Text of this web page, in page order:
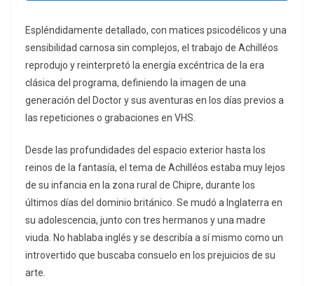
Espléndidamente detallado, con matices psicodélicos y una
sensibilidad carnosa sin complejos, el trabajo de Achilléos
reprodujo y reinterpretó la energía excéntrica de la era
clásica del programa, definiendo la imagen de una
generación del Doctor y sus aventuras en los días previos a
las repeticiones o grabaciones en VHS.
Desde las profundidades del espacio exterior hasta los
reinos de la fantasía, el tema de Achilléos estaba muy lejos
de su infancia en la zona rural de Chipre, durante los
últimos días del dominio británico. Se mudó a Inglaterra en
su adolescencia, junto con tres hermanos y una madre
viuda. No hablaba inglés y se describía a sí mismo como un
introvertido que buscaba consuelo en los prejuicios de su
arte.